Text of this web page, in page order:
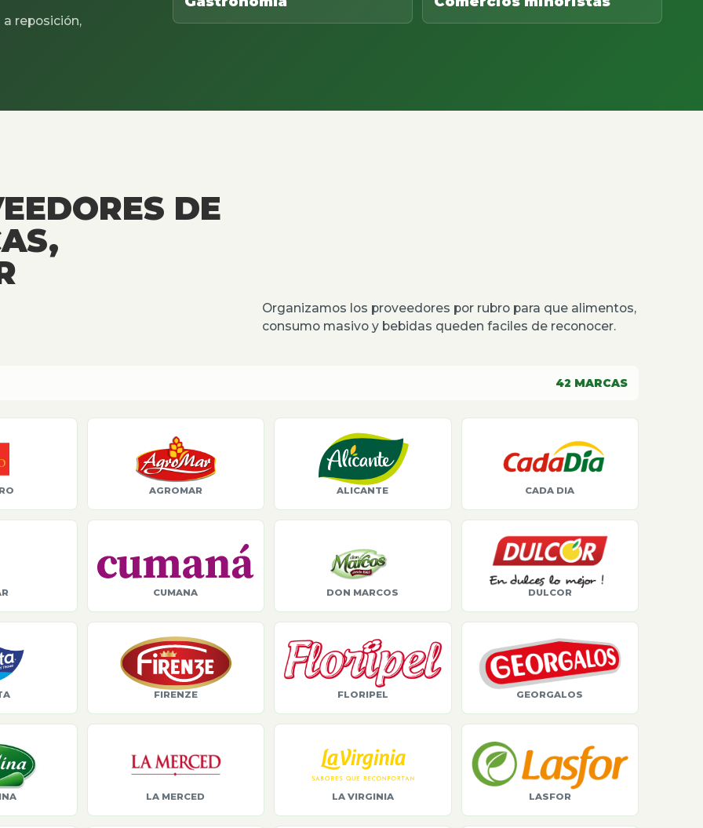
reposición,
DE
Organizamos los proveedores por rubro para que alimentos,
consumo masivo y bebidas queden faciles de reconocer.
42 MARCAS
AGROMAR ALICANTE CADA DIA
CUMANA DON MARCOS DULCOR
FIRENZE FLORIPEL GEORGALOS
LA MERCED LA VIRGINIA LASFOR